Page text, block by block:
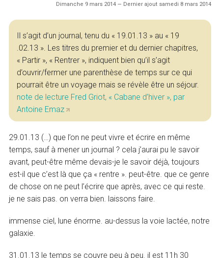
Dimanche 9 mars 2014 — Dernier ajout samedi 8 mars 2014
Il s’agit d’un journal, tenu du « 19.01.13 » au « 19
.02.13 ». Les titres du premier et du dernier chapitres,
« Partir », « Rentrer », indiquent bien qu’il s’agit
d’ouvrir/fermer une parenthèse de temps sur ce qui
pourrait être un voyage mais se révèle être un séjour.
note de lecture Fred Griot, « Cabane d’hiver », par
Antoine Emaz
29.01.13 (…) que l’on ne peut vivre et écrire en même
temps, sauf à mener un journal ? cela j’aurai pu le savoir
avant, peut-être même devais-je le savoir déjà, toujours
est-il que c’est là que ça « rentre ». peut-être. que ce genre
de chose on ne peut l’écrire que après, avec ce qui reste.
je ne sais pas. on verra bien. laissons faire.
immense ciel, lune énorme. au-dessus la voie lactée, notre
galaxie.
31.01.13 le temps se couvre peu à peu. il est 11h 30